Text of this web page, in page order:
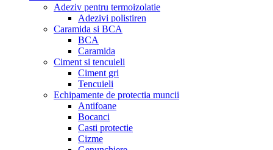
Adeziv pentru termoizolatie
Adezivi polistiren
Caramida si BCA
BCA
Caramida
Ciment si tencuieli
Ciment gri
Tencuieli
Echipamente de protectia muncii
Antifoane
Bocanci
Casti protectie
Cizme